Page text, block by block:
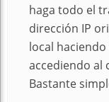
haga todo el
dirección IP
local
accediendo al
Bastante